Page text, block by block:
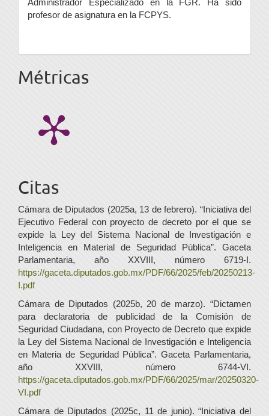
profesor de asignatura en la FCPYS.
Métricas
Citas
Cámara de Diputados (2025a, 13 de febrero). “Iniciativa del
Ejecutivo Federal con proyecto de decreto por el que se
expide la Ley del Sistema Nacional de Investigación e
Inteligencia en Material de Seguridad Pública”. Gaceta
Parlamentaria, año XXVIII, número 6719-I.
https://gaceta.diputados.gob.mx/PDF/66/2025/feb/20250213-
I.pdf
Cámara de Diputados (2025b, 20 de marzo). “Dictamen
para declaratoria de publicidad de la Comisión de
Seguridad Ciudadana, con Proyecto de Decreto que expide
la Ley del Sistema Nacional de Investigación e Inteligencia
en Materia de Seguridad Pública”. Gaceta Parlamentaria,
año XXVIII, número 6744-VI.
https://gaceta.diputados.gob.mx/PDF/66/2025/mar/20250320-
VI.pdf
Cámara de Diputados (2025c, 11 de junio). “Iniciativa del